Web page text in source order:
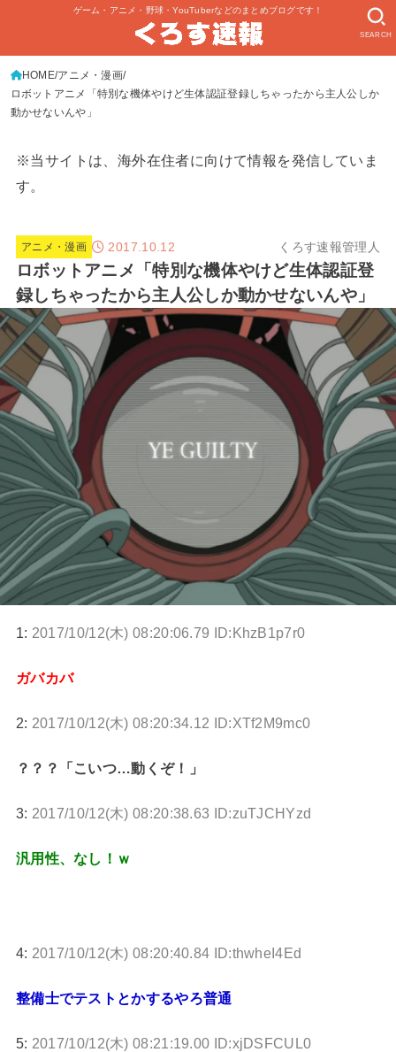
ゲーム・アニメ・野球・YouTuberなどのまとめブログです！
SEARCH
HOME アニメ・漫画
ロボットアニメ「特別な機体やけど生体認証登録しちゃったから主人公しか
動かせないんや」
※当サイトは、海外在住者に向けて情報を発信していま
す。
アニメ・漫画 2017.10.12 くろす速報管理人
ロボットアニメ「特別な機体やけど生体認証登
録しちゃったから主人公しか動かせないんや」
1: 2017/10/12(木) 08:20:06.79 ID:KhzB1p7r0
ガバカバ
2: 2017/10/12(木) 08:20:34.12 ID:XTf2M9mc0
？？？「こいつ…動くぞ！」
3: 2017/10/12(木) 08:20:38.63 ID:zuTJCHYzd
汎用性、なし！ｗ
4: 2017/10/12(木) 08:20:40.84 ID:thwheI4Ed
整備士でテストとかするやろ普通
5: 2017/10/12(木) 08:21:19.00 ID:xjDSFCUL0